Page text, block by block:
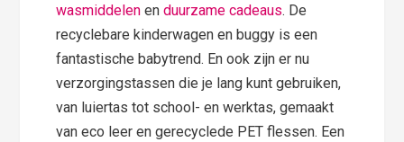
wasmiddelen enduurzame cadeaus. De
recyclebare kinderwagen en buggy is een
fantastische babytrend. En ook zijn er nu
verzorgingstassen die je lang kunt gebruiken,
van luiertas tot school- en werktas, gemaakt
van eco leer en gerecyclede PET flessen. Een